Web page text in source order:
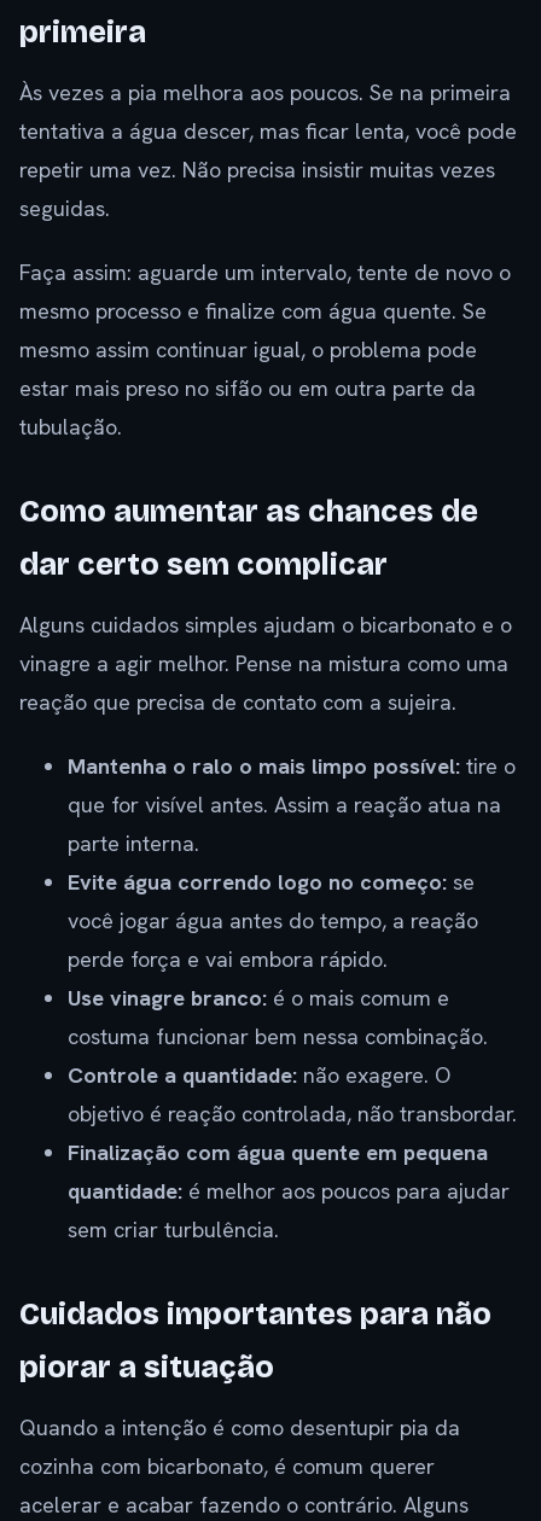
primeira
Às vezes a pia melhora aos poucos. Se na primeira
tentativa a água descer, mas ficar lenta, você pode
repetir uma vez. Não precisa insistir muitas vezes
seguidas.
Faça assim: aguarde um intervalo, tente de novo o
mesmo processo e finalize com água quente. Se
mesmo assim continuar igual, o problema pode
estar mais preso no sifão ou em outra parte da
tubulação.
Como aumentar as chances de
dar certo sem complicar
Alguns cuidados simples ajudam o bicarbonato e o
vinagre a agir melhor. Pense na mistura como uma
reação que precisa de contato com a sujeira.
Mantenha o ralo o mais limpo possível: tire o
que for visível antes. Assim a reação atua na
parte interna.
Evite água correndo logo no começo: se
você jogar água antes do tempo, a reação
perde força e vai embora rápido.
Use vinagre branco: é o mais comum e
costuma funcionar bem nessa combinação.
Controle a quantidade: não exagere. O
objetivo é reação controlada, não transbordar.
Finalização com água quente em pequena
quantidade: é melhor aos poucos para ajudar
sem criar turbulência.
Cuidados importantes para não
piorar a situação
Quando a intenção é como desentupir pia da
cozinha com bicarbonato, é comum querer
acelerar e acabar fazendo o contrário. Alguns